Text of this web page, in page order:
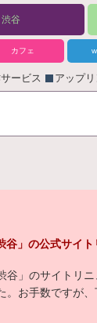
渋谷
カフェ
ービス アップ
谷」の公式サイ
谷」のサイトリ
。お手数ですが